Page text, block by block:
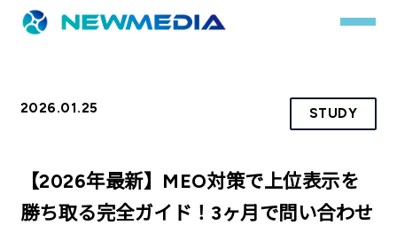
事業内容
サービス一覧
クチコミレスキュー
2026.01.25 STUDY
【2026年最新】MEO対策で上位表示を
勝ち取る完全ガイド！3ヶ月で問い合わせ